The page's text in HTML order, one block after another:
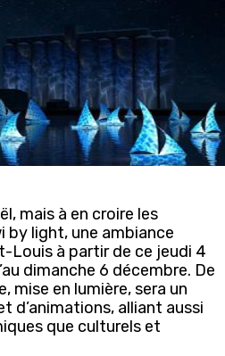
mais à en croire les
by light, une ambiance
Louis à partir de ce jeudi 4
dimanche 6 décembre. De
mise en lumière, sera un
d’animations, alliant aussi
que culturels et